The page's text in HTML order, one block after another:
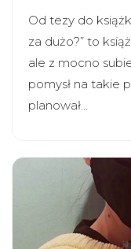
Od tezy do
za dużo?” to
ale z mocno
pomysł na takie
planował…